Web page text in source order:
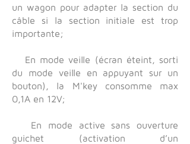
un wagon pour adapter la section du
câble si la section initiale est trop
importante;
En mode veille (écran éteint, sorti
du mode veille en appuyant sur un
bouton), la M'key consomme max
0,1A en 12V;
En mode active sans ouverture
guichet (activation d’un